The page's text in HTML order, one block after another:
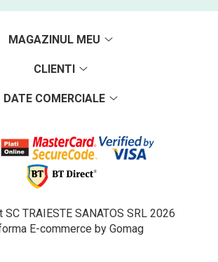
MAGAZINUL MEU
CLIENTI
DATE COMERCIALE
TRAIESTE SANATOS SRL 2026
E-commerce by Gomag